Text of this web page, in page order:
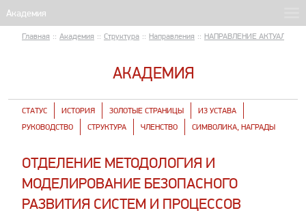
Главная :: Академия :: Структура :: Направления :: НАПРАВЛЕНИЕ
АКАДЕМИЯ
СТАТУС ИСТОРИЯ ЗОЛОТЫЕ СТРАНИЦЫ
ИЗ УСТАВА
РУКОВОДСТВО
СТРУКТУРА ЧЛЕНСТВО СИМВОЛИКА, НАГРАДЫ
ОТДЕЛЕНИЕ МЕТОДОЛОГИЯ И
МОДЕЛИРОВАНИЕ БЕЗОПАСНОГО
РАЗВИТИЯ СИСТЕМ И ПРОЦЕССОВ